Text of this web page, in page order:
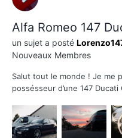
Alfa Romeo 147
un sujet a posté
Nouveaux Membres
Salut tout le monde ! Je me
possésseur d’une 147
Combinés filetés ST
sur mesure - Acc...